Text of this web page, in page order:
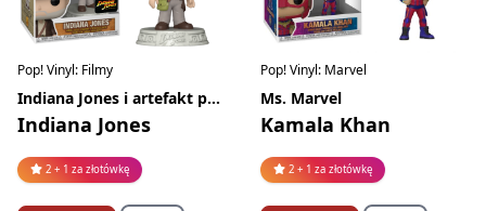
Pop! Vinyl: Filmy
Indiana Jones i artefakt przeznaczenia
Indiana Jones
2 + 1 za złotówkę
Pop! Vinyl: Marvel
Ms. Marvel
Kamala Khan
2 + 1 za złotówkę